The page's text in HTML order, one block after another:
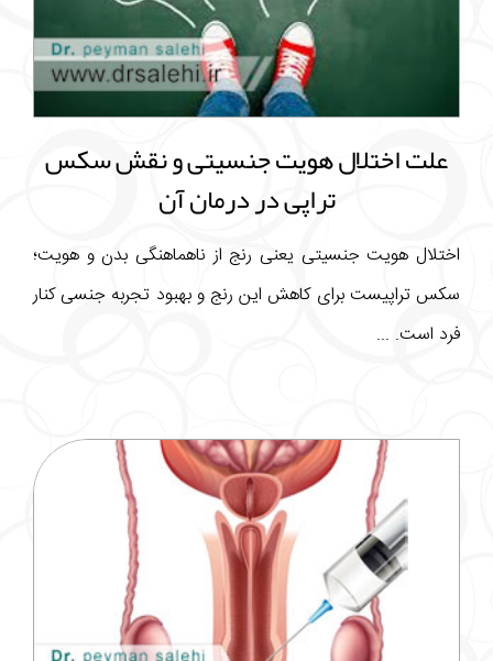
علت اختلال هویت جنسیتی و نقش سکس
تراپی در درمان آن
اختلال هویت جنسیتی یعنی رنج از ناهماهنگی بدن و هویت؛
سکس تراپیست برای کاهش این رنج و بهبود تجربه جنسی کنار
فرد است. ...